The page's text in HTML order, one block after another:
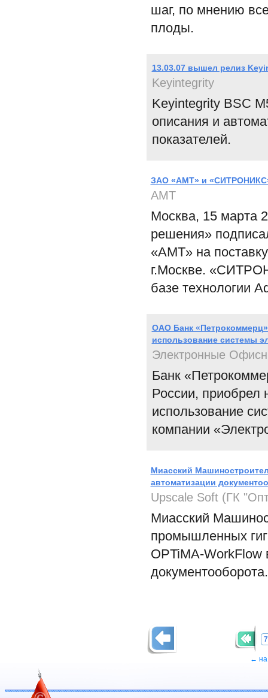
шаг, по мнению
плоды.
13.03.07 вышел релиз
Keyintegrity
Keyintegrity BSC
описания и
показателей.
ЗАО «AMT» и
АМТ
Москва, 15 марта
решения»
«AMT» на
г.Москве.
базе технологии
ОАО Банк
использование системы
Электронные
Банк
России, приобрел
использование
компании
Миасский
автоматизации
Upscale Soft (ГК
Миасский
промышленных
OPTiMA-WorkFlow
документооборота.
← на